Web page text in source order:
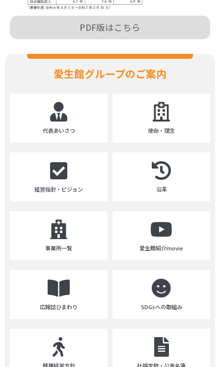
PDF版はこちら
愛生館グループのご案内
代表あいさつ 使命・理念
経営指針・ビジョン 沿革
事業所一覧 愛生館紹介movie
広報誌ひまわり SDGsへの取組み